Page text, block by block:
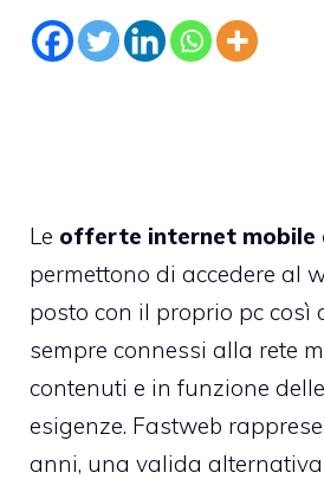
Le offerte internet mobile
permettono di accedere al
posto con il proprio pc così
sempre connessi alla rete
contenuti e in funzione
esigenze. Fastweb
anni, una valida